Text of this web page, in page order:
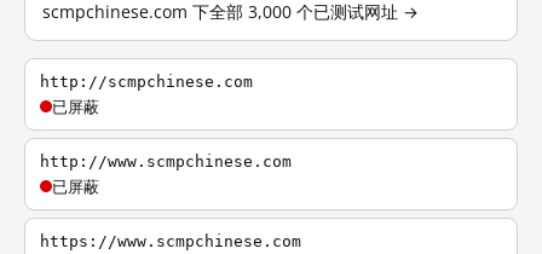
scmpchinese.com 下全部 3,000 个已测试网址 →
http://scmpchinese.com
已屏蔽
http://www.scmpchinese.com
已屏蔽
https://www.scmpchinese.com